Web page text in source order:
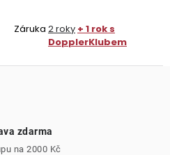
Záruka 2 roky + 1 rok s
DopplerKlubem
zdarma
na 2000 Kč